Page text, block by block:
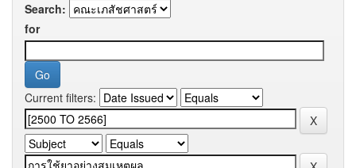
Search:
for
Current filters: